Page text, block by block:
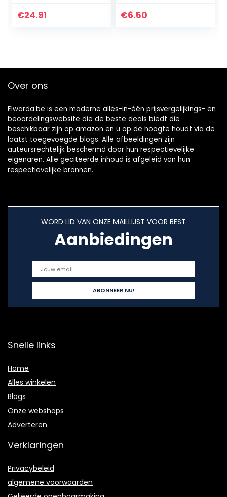
€24.91
met 54
€6.50
Over ons
Elwarda.be is een moderne alles-in-één prijsvergelijkings- en
beoordelingswebsite die de beste deals biedt die
beschikbaar zijn op amazon en u op de hoogte houdt via de
laatst toegevoegde blogs. Alle afbeeldingen zijn
auteursrechtelijk beschermd door hun respectievelijke
eigenaren. Alle geciteerde inhoud is afgeleid van hun
respectievelijke bronnen.
WORD LID VAN ONZE MAILLIJST VOOR BEST
Aanbiedingen
Snelle links
Home
Alles winkelen
Blogs
Onze webshops
Adverteren
Verklaringen
Privacybeleid
algemene voorwaarden